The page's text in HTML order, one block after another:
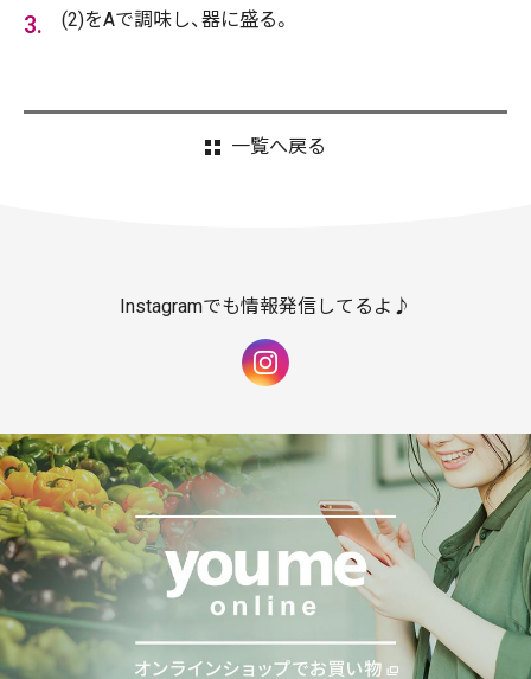
(2)をAで調味し、器に盛る。
一覧へ戻る
Instagramでも情報発信してるよ♪